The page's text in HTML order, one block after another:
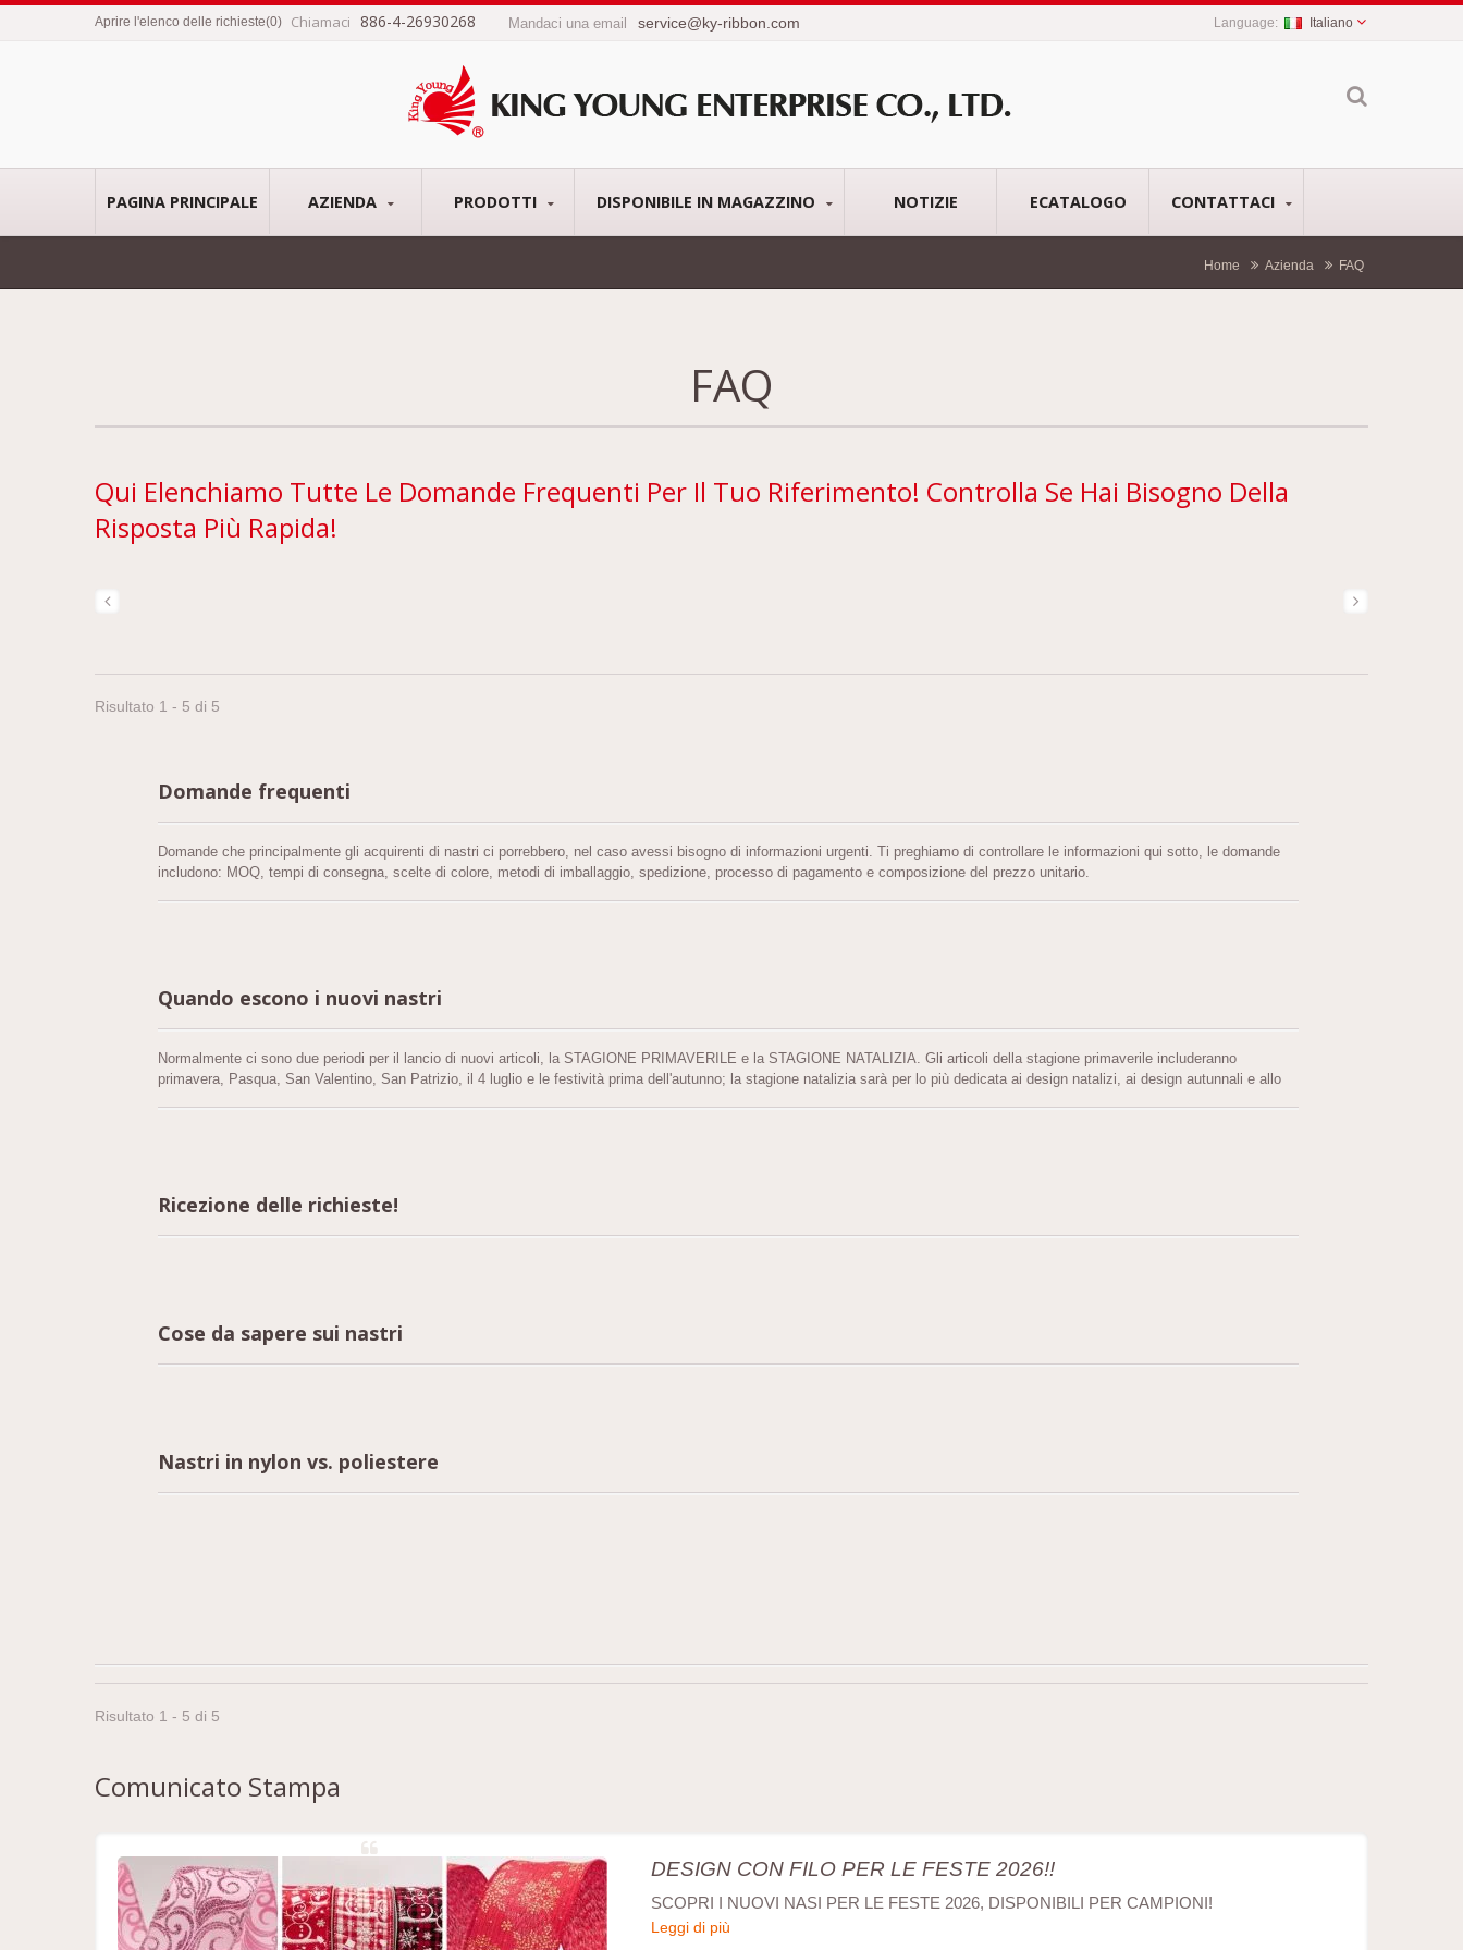
Aprire l'elenco delle richieste(0) Chiamaci 886-4-26930268 Mandaci una email service@ky-ribbon.com Italiano
PAGINA PRINCIPALE AZIENDA PRODOTTI DISPONIBILE IN MAGAZZINO NOTIZIE ECATALOGO CONTATTACI
Home Azienda FAQ
FAQ
Qui Elenchiamo Tutte Le Domande Frequenti Per Il Tuo Riferimento! Controlla Se Hai Bisogno Della
Risposta Più Rapida!
Risultato 1 - 5 di 5
Domande frequenti
Domande che principalmente gli acquirenti di nastri ci porrebbero, nel caso avessi bisogno di informazioni urgenti. Ti preghiamo di controllare le informazioni qui sotto, le domande
includono: MOQ, tempi di consegna, scelte di colore, metodi di imballaggio, spedizione, processo di pagamento e composizione del prezzo unitario.
Quando escono i nuovi nastri
Normalmente ci sono due periodi per il lancio di nuovi articoli, la STAGIONE PRIMAVERILE e la STAGIONE NATALIZIA. Gli articoli della stagione primaverile includeranno
primavera, Pasqua, San Valentino, San Patrizio, il 4 luglio e le festività prima dell'autunno; la stagione natalizia sarà per lo più dedicata ai design natalizi, ai design autunnali e allo
Ricezione delle richieste!
Cose da sapere sui nastri
Nastri in nylon vs. poliestere
Risultato 1 - 5 di 5
Comunicato Stampa
DESIGN CON FILO PER LE FESTE 2026!!
SCOPRI I NUOVI NASI PER LE FESTE 2026, DISPONIBILI PER CAMPIONI!
Leggi di più